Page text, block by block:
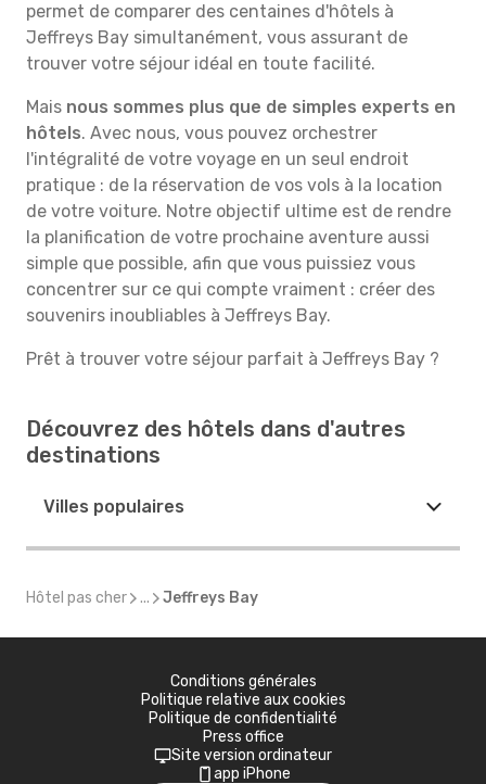
permet de comparer des centaines d'hôtels à
Jeffreys Bay simultanément, vous assurant de
trouver votre séjour idéal en toute facilité.
Mais nous sommes plus que de simples experts en
hôtels. Avec nous, vous pouvez orchestrer
l'intégralité de votre voyage en un seul endroit
pratique : de la réservation de vos vols à la location
de votre voiture. Notre objectif ultime est de rendre
la planification de votre prochaine aventure aussi
simple que possible, afin que vous puissiez vous
concentrer sur ce qui compte vraiment : créer des
souvenirs inoubliables à Jeffreys Bay.
Prêt à trouver votre séjour parfait à Jeffreys Bay ?
Découvrez des hôtels dans d'autres
destinations
Villes populaires
Hôtel pas cher ... Jeffreys Bay
Conditions générales
Politique relative aux cookies
Politique de confidentialité
Press office
Site version ordinateur
app iPhone